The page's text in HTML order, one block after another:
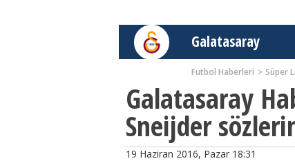
Galatasaray
Futbol Haberleri Süper
Galatasaray
Sneijder
19 Haziran 2016, Pazar 18:31